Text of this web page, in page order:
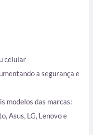
celular
a segurança e
modelos das marcas:
Asus, LG, Lenovo e